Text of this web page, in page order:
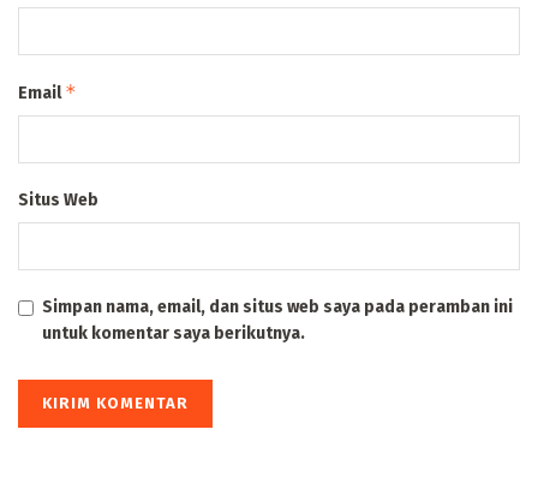
Email*
Situs Web
Simpan nama, email, dan situs web saya pada peramban ini
untuk komentar saya berikutnya.